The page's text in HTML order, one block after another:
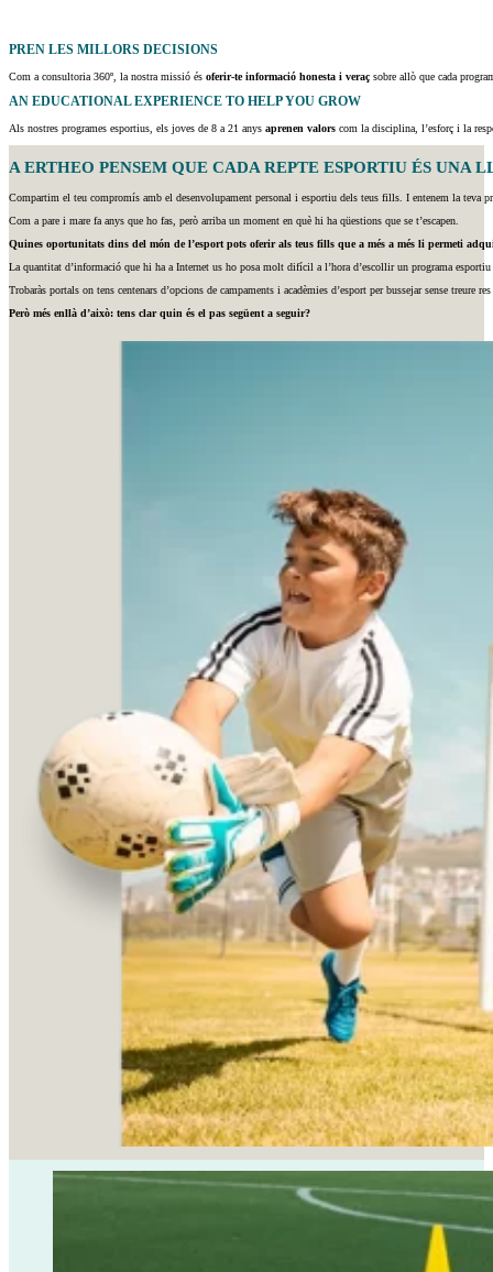
PREN LES MILLORS DECISIONS
Com a consultoria 360º, la nostra missió és oferir-te informació honesta i veraç sobre allò que cada
AN EDUCATIONAL EXPERIENCE TO HELP YOU GROW
Als nostres programes esportius, els joves de 8 a 21 anys aprenen valors com la disciplina, l’esforç i la
A ERTHEO PENSEM QUE CADA REPTE ESPORTIU ÉS
Compartim el teu compromís amb el desenvolupament personal i esportiu dels teus fills. I entenem la teva
Com a pare i mare fa anys que ho fas, però arriba un moment en què hi ha qüestions que se t’escapen.
Quines oportunitats dins del món de l’esport pots oferir als teus fills que a més a més li permeti
La quantitat d’informació que hi ha a Internet us ho posa molt difícil a l’hora d’escollir un programa
Trobaràs portals on tens centenars d’opcions de campaments i acadèmies d’esport per bussejar sense treure
Però més enllà d’això: tens clar quin és el pas següent a seguir?